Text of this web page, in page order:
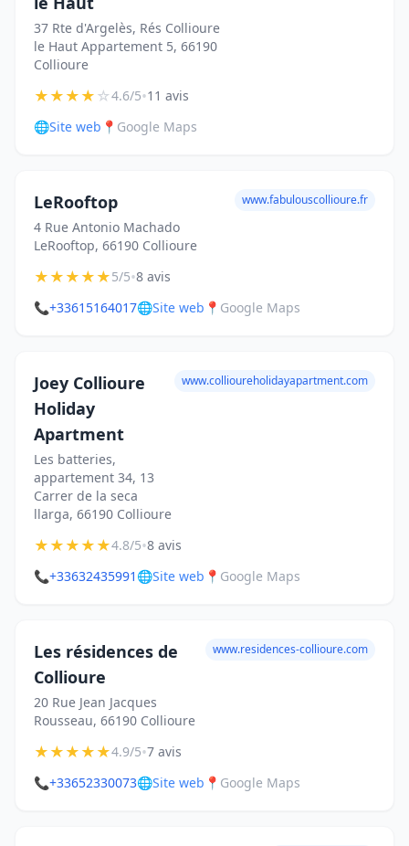
37 Rte d'Argelès, Rés Collioure
le Haut Appartement 5, 66190
Collioure
★★★★☆4.6/5•11 avis
🌐Site web 📍 Google Maps
LeRooftop
4 Rue Antonio Machado
LeRooftop, 66190 Collioure
www.fabulouscollioure.fr
★★★★★5/5•8 avis
📞+33615164017🌐Site web 📍 Google Maps
Joey Collioure
Holiday
Apartment
Les batteries,
appartement 34, 13
Carrer de la seca
llarga, 66190 Collioure
www.collioureholidayapartment.com
★★★★★4.8/5•8 avis
📞+33632435991 🌐Site web 📍 Google Maps
Les résidences de
Collioure
20 Rue Jean Jacques
Rousseau, 66190 Collioure
www.residences-collioure.com
★★★★★4.9/5•7 avis
📞+33652330073🌐Site web 📍 Google Maps